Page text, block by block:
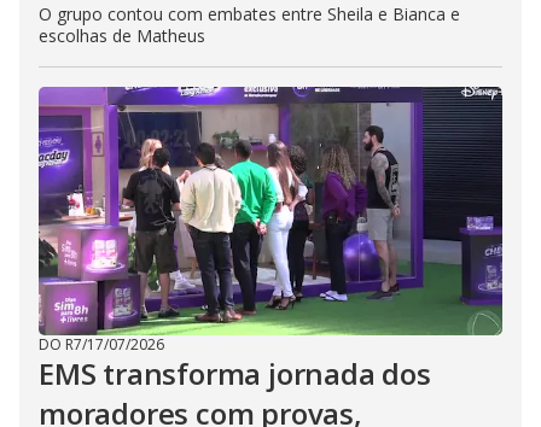
O grupo contou com embates entre Sheila e Bianca e
escolhas de Matheus
DO R7/17/07/2026
EMS transforma jornada dos
moradores com provas,